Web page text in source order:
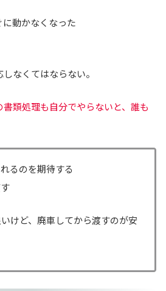
動かなくなった
なくてはならない。
類処理も自分でやらないと、誰も
るのを期待する
けど、廃車してから渡すのが安